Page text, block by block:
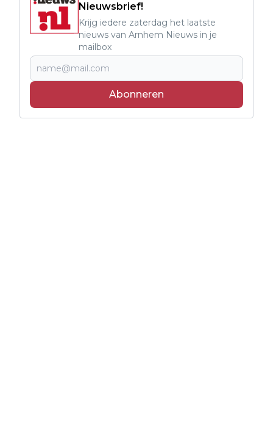
Nieuwsbrief!
Krijg iedere zaterdag het laatste
nieuws van Arnhem Nieuws in je
mailbox
Abonneren